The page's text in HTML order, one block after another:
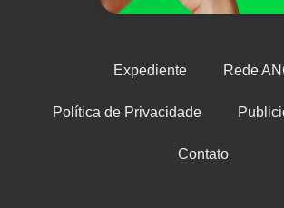
Expediente Rede
Política de Privacidade
Contato